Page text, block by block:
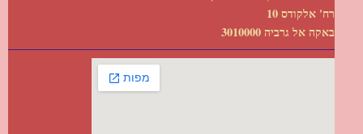
רח' אלקודס 10
באקה אל גרביה 3010000